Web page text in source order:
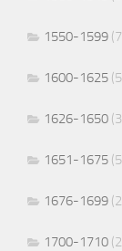
1550-1599
1600-1625
1626-1650
1651-1675
1676-1699
1700-1710